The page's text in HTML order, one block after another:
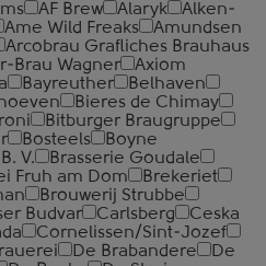
AF Brew Alaryk
Alken-
Ame Wild Freaks
Amundsen
Arcobrau Grafliches Brauhaus
Brau Wagner
Axiom
Bayreuther
Belhaven
Bieres de Chimay
Bitburger Braugruppe
Bosteels
Boyne
V.
Brasserie Goudale
Fruh am Dom
Brekeriet
Brouwerij Strubbe
Budvar Carlsberg
Ceska
Cornelissen/Sint-Jozef
De Brabandere
De